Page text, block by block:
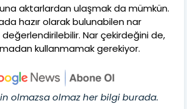
aktarlardan ulaşmak da mümkün.
hazır olarak bulunabilen nar
Nar çekirdeğini de,
kullanmamak gerekiyor.
olmazsa olmaz her bilgi burada.